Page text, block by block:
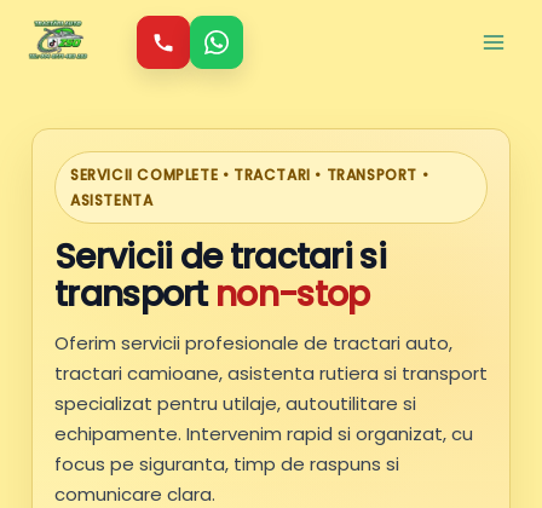
content
SERVICII COMPLETE • TRACTARI • TRANSPORT •
ASISTENTA
Servicii de tractari si
transportnon-stop
Oferim servicii profesionale de tractari auto,
tractari camioane, asistenta rutiera si transport
specializat pentru utilaje, autoutilitare si
echipamente. Intervenim rapid si organizat, cu
focus pe siguranta, timp de raspuns si
comunicare clara.